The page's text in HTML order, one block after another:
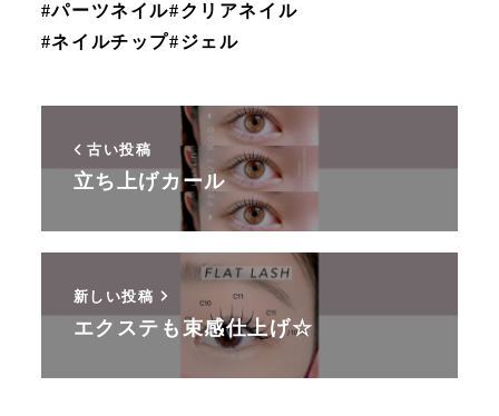
#パーツネイル#クリアネイル
#ネイルチップ#ジェル
古い投稿
立ち上げカール
新しい投稿
エクステも束感仕上げ☆